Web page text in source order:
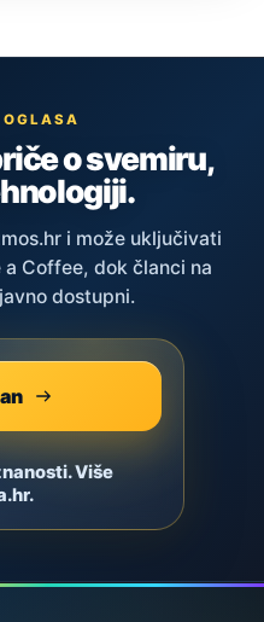
o svemiru,
i može uključivati
Coffee, dok članci na
dostupni.
Više